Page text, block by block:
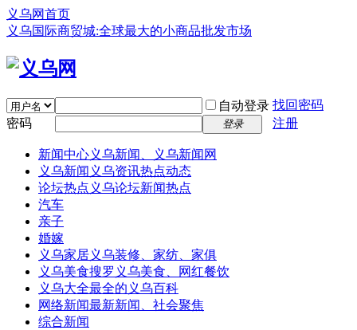
义乌网首页
义乌国际商贸城:全球最大的小商品批发市场
自动登录 找回密码
密码
登录 注册
新闻中心义乌新闻、义乌新闻网
义乌新闻 义乌资讯热点动态
论坛热点 义乌论坛新闻热点
汽车
亲子
婚嫁
义乌家居义乌装修、家纺、家俱
义乌美食搜罗义乌美食、网红餐饮
义乌大全最全的义乌百科
网络新闻最新新闻、社会聚焦
综合新闻